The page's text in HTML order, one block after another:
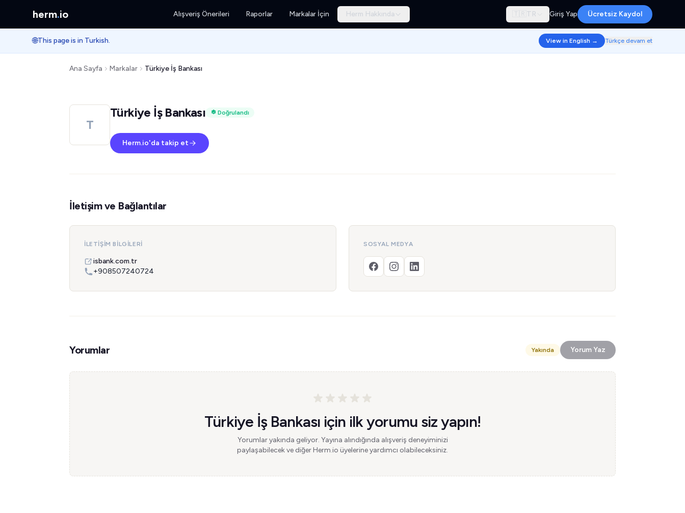
herm.io Alışveriş Önerileri Raporlar Markalar İçin Herm Hakkında 🇹🇷 TR Giriş Yap Ücretsiz Kaydol
🌐This page is in Turkish. View in English → Türkçe devam et
Ana Sayfa Markalar Türkiye İş Bankası
T
Türkiye İş Bankası Doğrulandı
Herm.io'da takip et
İletişim ve Bağlantılar
İLETIŞIM BILGILERI
isbank.com.tr
+908507240724
SOSYAL MEDYA
Yorumlar Yakında Yorum Yaz
Türkiye İş Bankası için ilk yorumu siz yapın!
Yorumlar yakında geliyor. Yayına alındığında alışveriş deneyiminizi
paylaşabilecek ve diğer Herm.io üyelerine yardımcı olabileceksiniz.